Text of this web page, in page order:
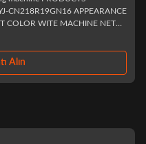
CN218R19GN16 APPEARANCE
COLOR WITE MACHINE NET
Alın